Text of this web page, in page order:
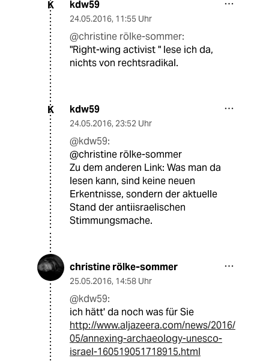
K kdw59
24.05.2016, 11:55 Uhr
@christine rölke-sommer:
"Right-wing activist " lese ich da,
nichts von rechtsradikal.
K kdw59
24.05.2016, 23:52 Uhr
@kdw59:
@christine rölke-sommer
Zu dem anderen Link: Was man da
lesen kann, sind keine neuen
Erkentnisse, sondern der aktuelle
Stand der antiisraelischen
Stimmungsmache.
christine rölke-sommer
25.05.2016, 14:58 Uhr
@kdw59:
ich hätt' da noch was für Sie
http://www.aljazeera.com/news/2016/
05/annexing-archaeology-unesco-
israel-160519051718915.html